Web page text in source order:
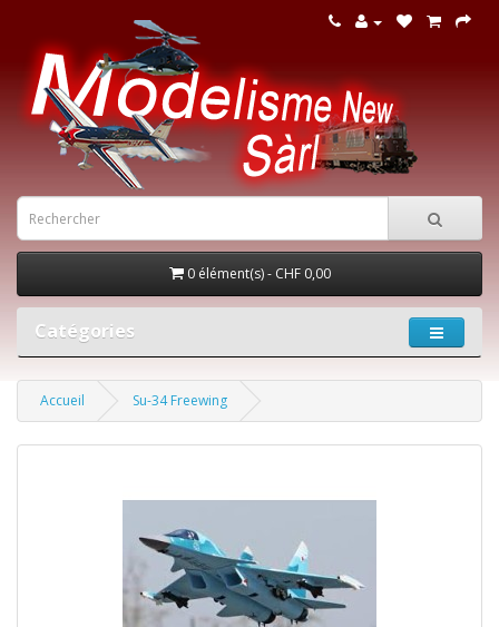
0 élément(s) - CHF 0,00
Catégories
Accueil Su-34 Freewing